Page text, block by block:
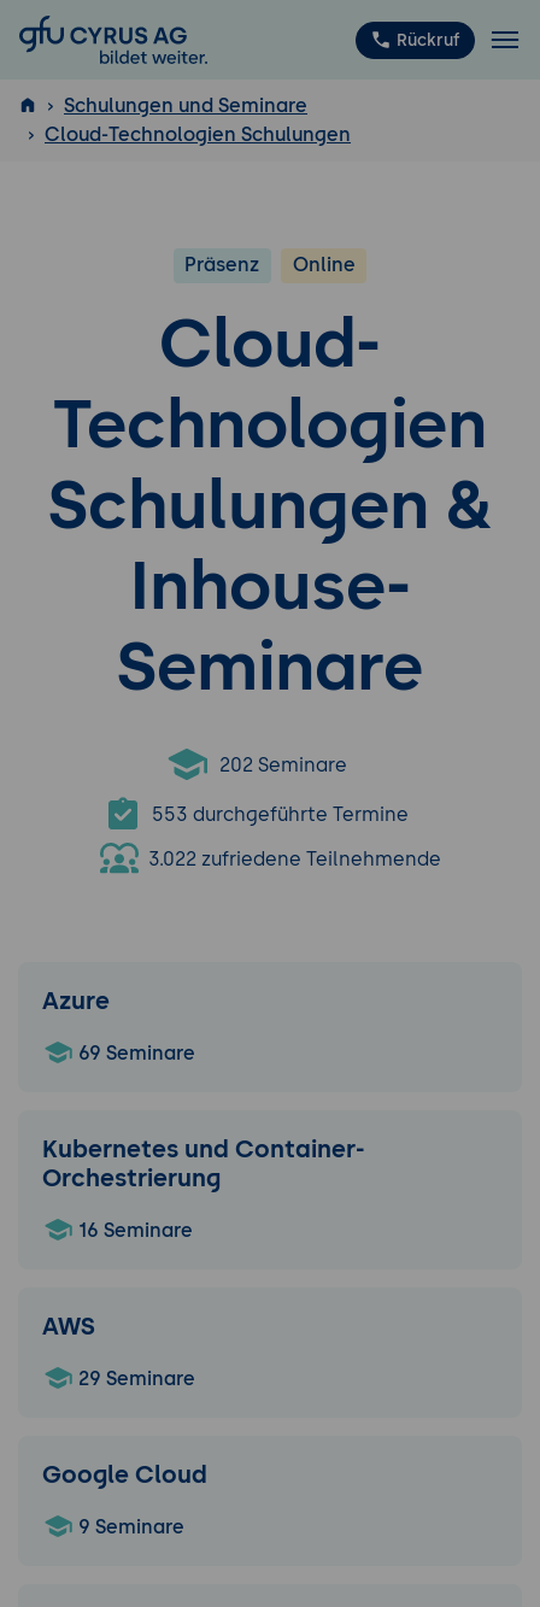
GFU Cyrus AG Rückruf
ISTQB
Schulungen und Seminare
Cloud-Technologien Schulungen
Präsenz Online
Cloud-
Technologien
Schulungen &
Inhouse-
Seminare
202 Seminare
553 durchgeführte Termine
3.022 zufriedene Teilnehmende
Azure
69 Seminare
Kubernetes und Container-
Orchestrierung
16 Seminare
AWS
29 Seminare
Google Cloud
9 Seminare